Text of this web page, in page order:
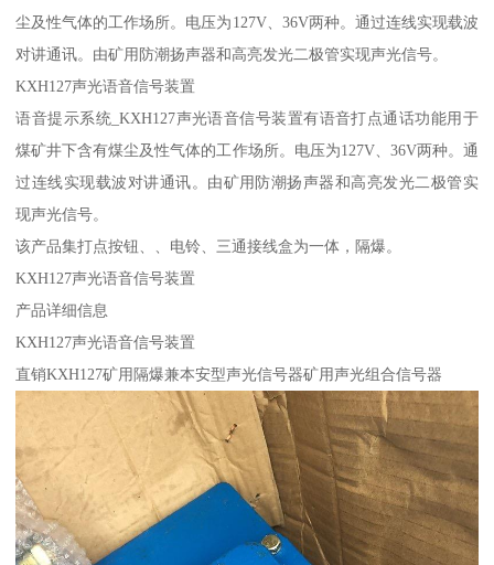
尘及性气体的工作场所。电压为127V、36V两种。通过连线实现载波
对讲通讯。由矿用防潮扬声器和高亮发光二极管实现声光信号。
KXH127声光语音信号装置
语音提示系统_KXH127声光语音信号装置有语音打点通话功能用于
煤矿井下含有煤尘及性气体的工作场所。电压为127V、36V两种。通
过连线实现载波对讲通讯。由矿用防潮扬声器和高亮发光二极管实
现声光信号。
该产品集打点按钮、、电铃、三通接线盒为一体，隔爆。
KXH127声光语音信号装置
产品详细信息
KXH127声光语音信号装置
直销KXH127矿用隔爆兼本安型声光信号器矿用声光组合信号器